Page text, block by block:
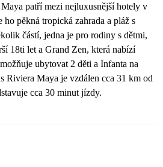
patří mezi nejluxusnější hotely v
pěkná tropická zahrada a pláž s
částí, jedna je pro rodiny s dětmi,
18ti let a Grand Zen, která nabízí
ubytovat 2 děti a Infanta na
Riviera Maya je vzdálen cca 31 km od
cca 30 minut jízdy.